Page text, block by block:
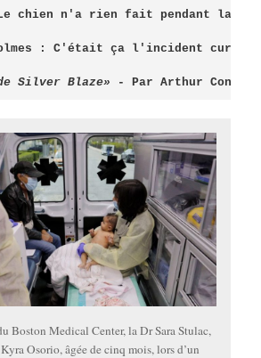
: C'était ça l'incident
Silver Blaze» - Par Arthur Conan
Boston Medical Center, la Dr Sara Stulac,
Osorio, âgée de cinq mois, lors d’un